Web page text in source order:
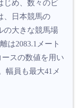
じめ、数々のビ
、日本競馬の
の大きな競馬場
は2083.1メート
スの数値を用い
幅員も最大41メ